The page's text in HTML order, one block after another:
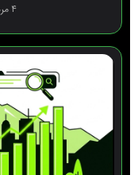
۴ مرداد ۱۴۰۵